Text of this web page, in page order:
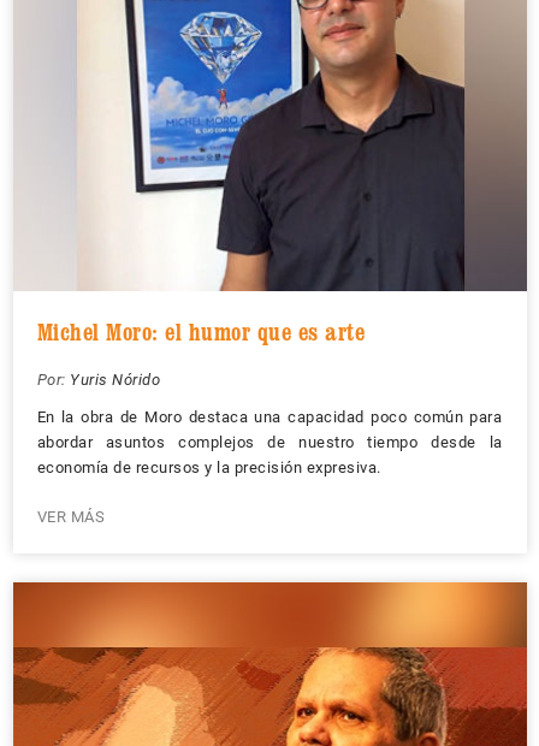
Michel Moro: el humor que es arte
Por: Yuris Nórido
En la obra de Moro destaca una capacidad poco común para
abordar asuntos complejos de nuestro tiempo desde la
economía de recursos y la precisión expresiva.
VER MÁS